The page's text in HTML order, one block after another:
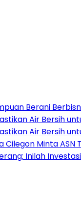
Berani
Air Bersih
Air Bersih
Cilegon Minta
Inilah